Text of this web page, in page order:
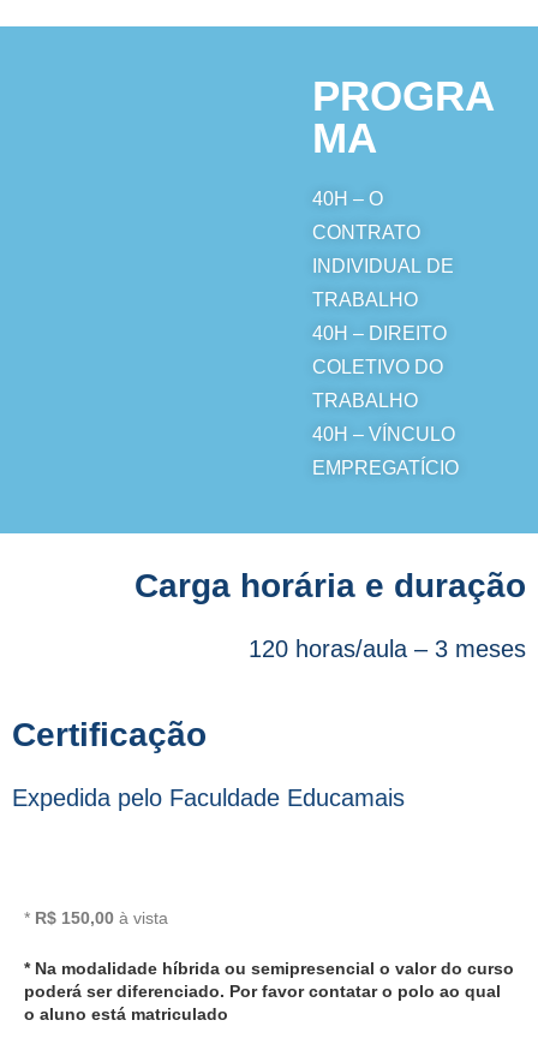
PROGRA
MA
40H – O
CONTRATO
INDIVIDUAL DE
TRABALHO
40H – DIREITO
COLETIVO DO
TRABALHO
40H – VÍNCULO
EMPREGATÍCIO
Carga horária e duração
120 horas/aula – 3 meses
Certificação
Expedida pelo Faculdade Educamais
* R$ 150,00 à vista
* Na modalidade híbrida ou semipresencial o valor do curso
poderá ser diferenciado. Por favor contatar o polo ao qual
o aluno está matriculado